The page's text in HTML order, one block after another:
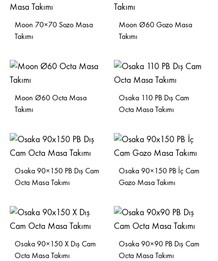
Moon 70×70 Sozo Masa
Takımı
Moon Ø60 Gozo Masa
Takımı
Moon Ø60 Octa Masa
Takımı
Osaka 110 PB Dış Cam
Octa Masa Takımı
Osaka 90×150 PB Dış Cam
Octa Masa Takımı
Osaka 90×150 PB İç Cam
Gozo Masa Takımı
Osaka 90×150 X Dış Cam
Octa Masa Takımı
Osaka 90×90 PB Dış Cam
Octa Masa Takımı